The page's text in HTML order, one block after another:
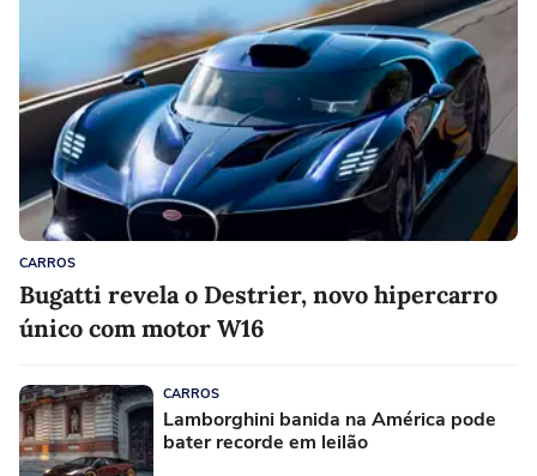
CARROS
Bugatti revela o Destrier, novo hipercarro
único com motor W16
CARROS
Lamborghini banida na América pode
bater recorde em leilão